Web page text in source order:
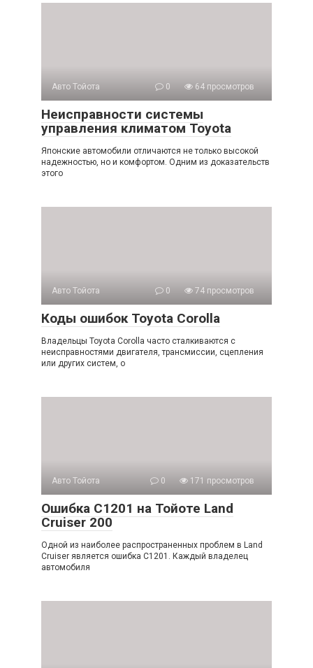
Авто Тойота 0 64 просмотров
Неисправности системы
управления климатом Toyota
Японские автомобили отличаются не только высокой
надежностью, но и комфортом. Одним из доказательств
этого
Авто Тойота 0 74 просмотров
Коды ошибок Toyota Corolla
Владельцы Toyota Corolla часто сталкиваются с
неисправностями двигателя, трансмиссии, сцепления
или других систем, о
Авто Тойота 0 171 просмотров
Ошибка C1201 на Тойоте Land
Cruiser 200
Одной из наиболее распространенных проблем в Land
Cruiser является ошибка C1201. Каждый владелец
автомобиля